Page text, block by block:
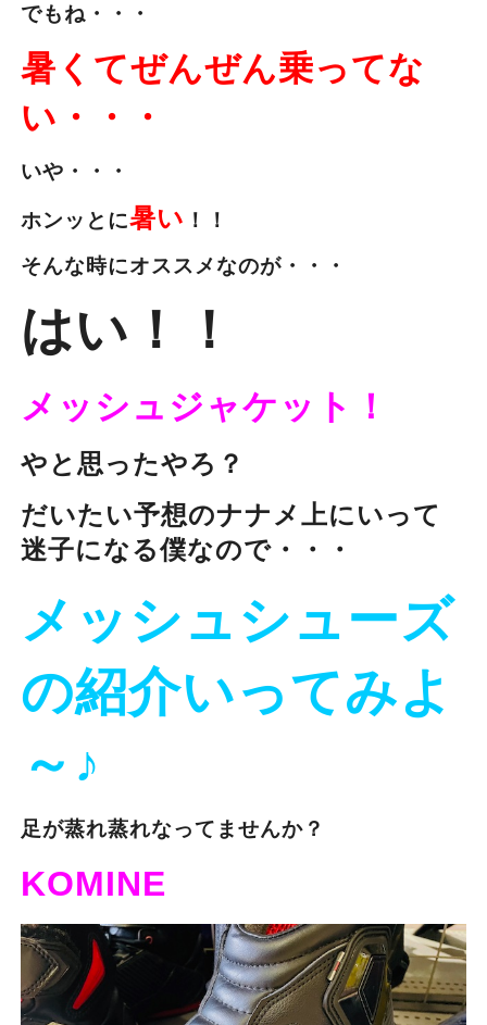
でもね・・・
暑くてぜんぜん乗ってな
い・・・
いや・・・
ホンッとに暑い ！！
そんな時にオススメなのが・・・
はい！！
メッシュジャケット！
やと思ったやろ？
だいたい予想のナナメ上にいって
迷子になる僕なので・・・
メッシュシューズ
の紹介いってみよ
～♪
足が蒸れ蒸れなってませんか？
KOMINE